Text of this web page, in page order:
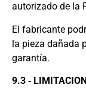
autorizado de la
El fabricante
la pieza dañada
garantía.
9.3 ‐